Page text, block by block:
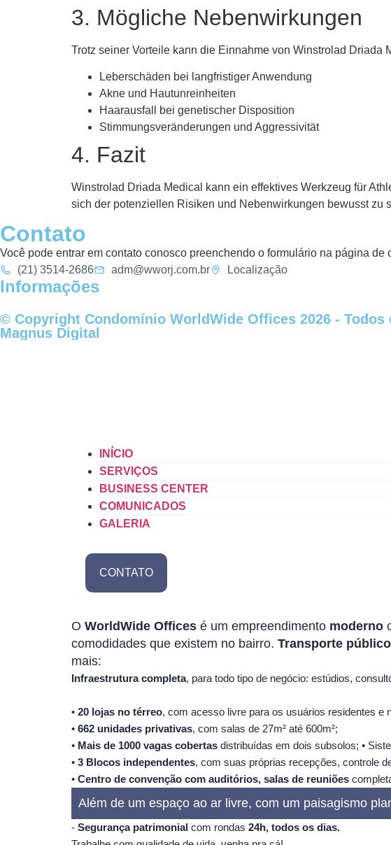
3. Mögliche Nebenwirkungen
Trotz seiner Vorteile kann die Einnahme von Winstrolad
Leberschäden bei langfristiger Anwendung
Akne und Hautunreinheiten
Haarausfall bei genetischer Disposition
Stimmungsveränderungen und Aggressivität
4. Fazit
Winstrolad Driada Medical kann ein effektives Werkzeug für
sich der potenziellen Risiken und Nebenwirkungen bewusst zu
Contato
Você pode entrar em contato conosco preenchendo o formulário na página
(21) 3514-2686
adm@wworj.com.br Localização
Informações
© Copyright Condomínio WorldWide Offices 2026 -
Magnus Digital
INÍCIO
SERVIÇOS
BUSINESS CENTER
COMUNICADOS
GALERIA
CONTATO
O WorldWide Offices é um empreendimento moderno
comodidades que existem no bairro. Transporte público
mais:
Infraestrutura completa, para todo tipo de negócio: estúdios,
• 20 lojas no térreo, com acesso livre para os usuários residentes e
• 662 unidades privativas, com salas de 27m² até 600m²;
• Mais de 1000 vagas cobertas distribuídas em dois subsolos; •
• 3 Blocos independentes, com suas próprias recepções, controle
• Centro de convenção com auditórios, salas de reuniões
Além de um espaço ao ar livre, com um paisagismo
- Segurança patrimonial com rondas 24h, todos os dias.